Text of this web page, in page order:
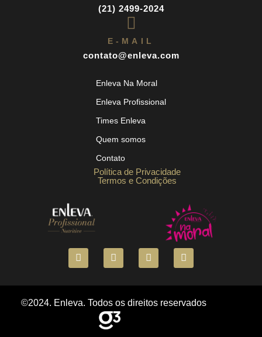
(21) 2499-2024
E-MAIL
contato@enleva.com
Enleva Na Moral
Enleva Profissional
Times Enleva
Quem somos
Contato
Política de Privacidade
Termos e Condições
©2024. Enleva. Todos os direitos reservados